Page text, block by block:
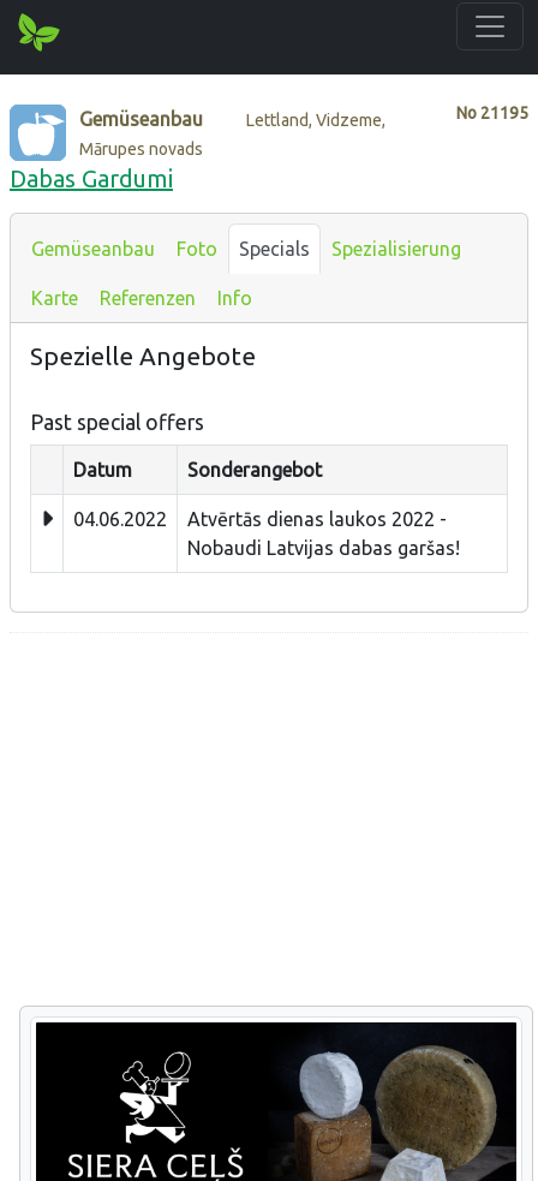
No 21195
Gemüseanbau
Lettland, Vidzeme,
Mārupes novads
Dabas Gardumi
Gemüseanbau Foto Specials Spezialisierung
Karte Referenzen Info
Spezielle Angebote
Past special offers
Datum Sonderangebot
04.06.2022
Atvērtās dienas laukos 2022 -
Nobaudi Latvijas dabas garšas!